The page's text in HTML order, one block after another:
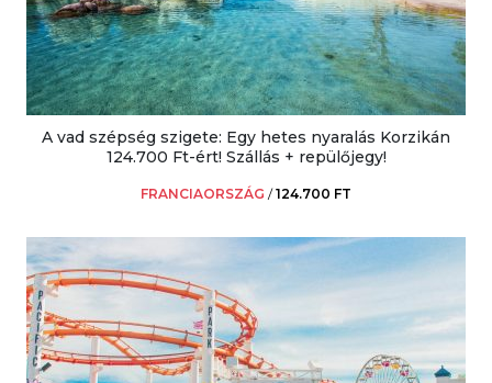
A vad szépség szigete: Egy hetes nyaralás Korzikán
124.700 Ft-ért! Szállás + repülőjegy!
FRANCIAORSZÁG /124.700 FT